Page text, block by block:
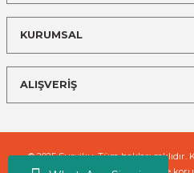
KURUMSAL
ALIŞVERİŞ
© 2025 Surviku. Tüm hakları saklıdır.